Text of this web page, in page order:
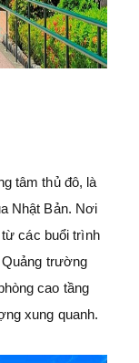
tâm thủ đô, là
Nhật Bản. Nơi
các buổi trình
trường
cao tầng
xung quanh.